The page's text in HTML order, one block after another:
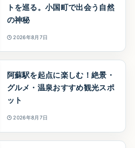
トを巡る。小国町で出会う自然
の神秘
2026年8月7日
阿蘇駅を起点に楽しむ！絶景・
グルメ・温泉おすすめ観光スポ
ット
2026年8月7日